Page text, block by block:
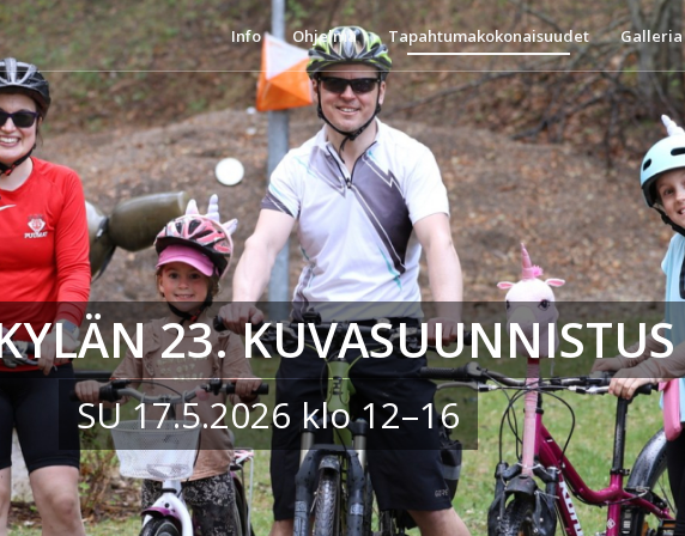
Info Ohjelma Tapahtumakokonaisuudet Galleria
23. KUVASUUNNISTUS
SU 17.5.2026 klo 12–16